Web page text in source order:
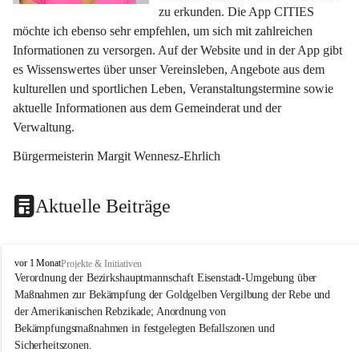
zu erkunden. Die App CITIES
möchte ich ebenso sehr empfehlen, um sich mit zahlreichen
Informationen zu versorgen. Auf der Website und in der App gibt
es Wissenswertes über unser Vereinsleben, Angebote aus dem
kulturellen und sportlichen Leben, Veranstaltungstermine sowie
aktuelle Informationen aus dem Gemeinderat und der
Verwaltung.
Bürgermeisterin Margit Wennesz-Ehrlich
Aktuelle Beiträge
O
s
l
i
p
vor 1 MonatProjekte & Initiativen
Verordnung der Bezirkshauptmannschaft Eisenstadt-Umgebung über
Maßnahmen zur Bekämpfung der Goldgelben Vergilbung der Rebe und
der Amerikanischen Rebzikade; Anordnung von
Bekämpfungsmaßnahmen in festgelegten Befallszonen und
Sicherheitszonen.